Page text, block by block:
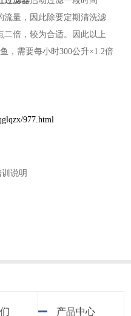
流量，因此除要定期清洗滤
二倍，较为合适。因此以上
，需要每小时300公升×1.2倍
977.html
说明
产品中心